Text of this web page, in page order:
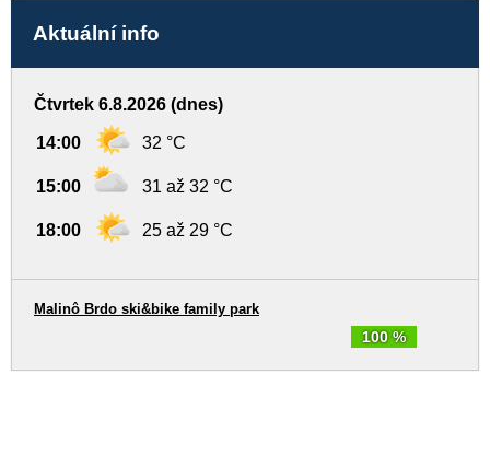
Aktuální info
Čtvrtek 6.8.2026 (dnes)
14:00 32 °C
15:00 31 až 32 °C
18:00 25 až 29 °C
100 %
Malinô Brdo ski&bike family park